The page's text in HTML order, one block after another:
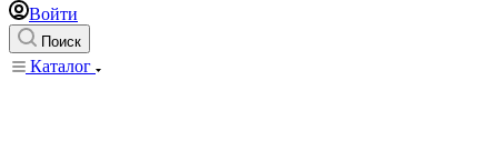
Войти
Поиск
Каталог